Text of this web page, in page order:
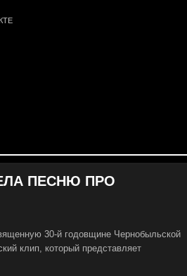
ПЕСНЮ ПРО
30-й годовщине Чернобыльской
клип, который представляет